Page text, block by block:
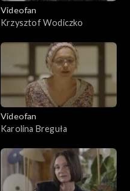
Videofan
Krzysztof Wodiczko
Videofan
Karolina Breguła